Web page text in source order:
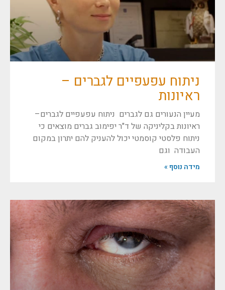
ניתוח עפעפיים לגברים –
ראיונות
מעיין הנעורים גם לגברים ניתוח עפעפיים לגברים–
ראיונות בקליניקה של ד"ר יפימוב גברים מוצאים כי
ניתוח פלסטי קוסמטי יכול להעניק להם יתרון במקום
העבודה וגם
מידה נוסף »